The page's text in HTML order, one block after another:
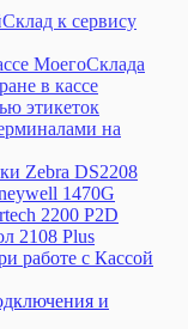
к сервису
МоегоСклада
в кассе
этикеток
на
Zebra DS2208
1470G
2200 P2D
2108 Plus
работе с Кассой
и